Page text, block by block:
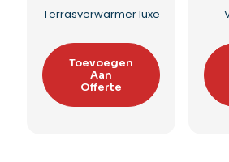
Terrasverwarmer luxe
Toevoegen
Aan
Offerte